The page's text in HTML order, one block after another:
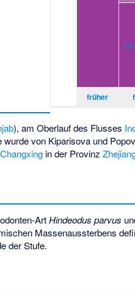
früher
), am Oberlauf des Flusses
von Kiparisova und
Changxing in der Provinz
ArtHindeodus parvus
Massenaussterbens
der Stufe.